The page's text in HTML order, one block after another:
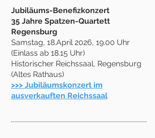
Jubiläums-Benefizkonzert
35 Jahre Spatzen-Quartett
Regensburg
Samstag, 18.April 2026, 19.00 Uhr
(Einlass ab 18.15 Uhr)
Historischer Reichssaal, Regensburg
(Altes Rathaus)
>>> Jubiläumskonzert im
ausverkauften Reichssaal